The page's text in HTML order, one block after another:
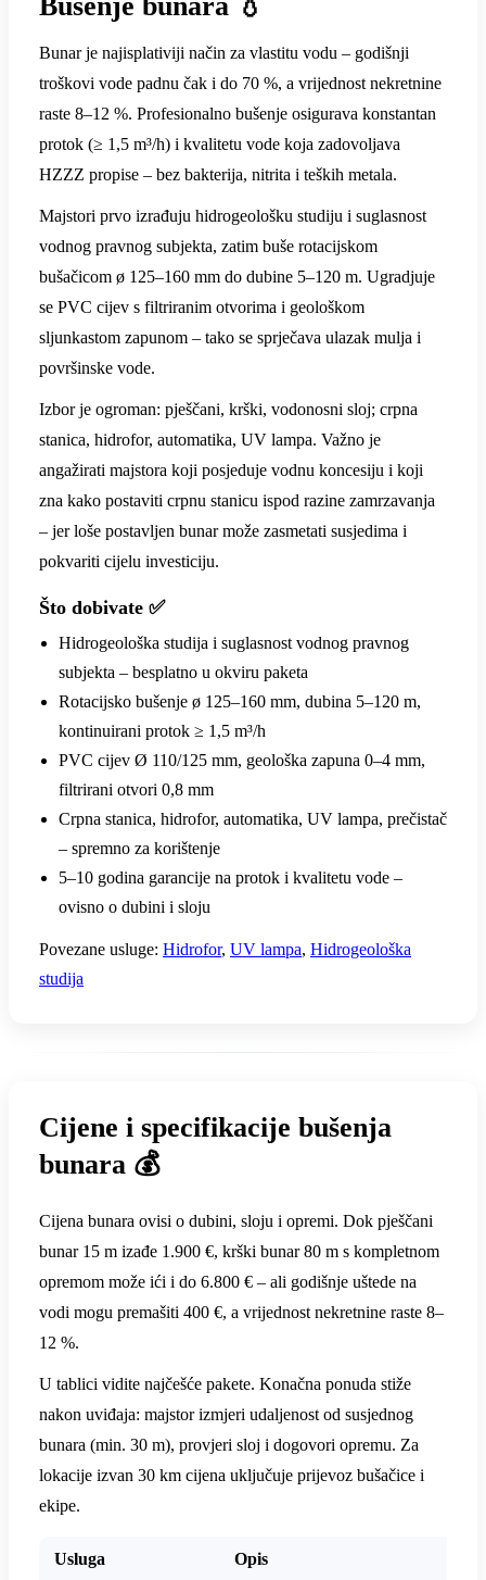
Bunar je najisplativiji način za vlastitu vodu – godišnji
troškovi vode padnu čak i do 70 %, a vrijednost nekretnine
raste 8–12 %. Profesionalno bušenje osigurava konstantan
protok (≥ 1,5 m³/h) i kvalitetu vode koja zadovoljava
HZZZ propise – bez bakterija, nitrita i teških metala.
Majstori prvo izrađuju hidrogeološku studiju i suglasnost
vodnog pravnog subjekta, zatim buše rotacijskom
bušačicom ø 125–160 mm do dubine 5–120 m. Ugradjuje
se PVC cijev s filtriranim otvorima i geološkom
sljunkastom zapunom – tako se sprječava ulazak mulja i
površinske vode.
Izbor je ogroman: pješčani, krški, vodonosni sloj; crpna
stanica, hidrofor, automatika, UV lampa. Važno je
angažirati majstora koji posjeduje vodnu koncesiju i koji
zna kako postaviti crpnu stanicu ispod razine zamrzavanja
– jer loše postavljen bunar može zasmetati susjedima i
pokvariti cijelu investiciju.
Što dobivate ✅
Hidrogeološka studija i suglasnost vodnog pravnog
subjekta – besplatno u okviru paketa
Rotacijsko bušenje ø 125–160 mm, dubina 5–120 m,
kontinuirani protok ≥ 1,5 m³/h
PVC cijev Ø 110/125 mm, geološka zapuna 0–4 mm,
filtrirani otvori 0,8 mm
Crpna stanica, hidrofor, automatika, UV lampa, prečistač
– spremno za korištenje
5–10 godina garancije na protok i kvalitetu vode –
ovisno o dubini i sloju
Povezane usluge: Hidrofor, UV lampa, Hidrogeološka
studija
Cijene i specifikacije bušenja
bunara 💰
Cijena bunara ovisi o dubini, sloju i opremi. Dok pješčani
bunar 15 m izađe 1.900 €, krški bunar 80 m s kompletnom
opremom može ići i do 6.800 € – ali godišnje uštede na
vodi mogu premašiti 400 €, a vrijednost nekretnine raste 8–
12 %.
U tablici vidite najčešće pakete. Konačna ponuda stiže
nakon uviđaja: majstor izmjeri udaljenost od susjednog
bunara (min. 30 m), provjeri sloj i dogovori opremu. Za
lokacije izvan 30 km cijena uključuje prijevoz bušačice i
ekipe.
Usluga Opis